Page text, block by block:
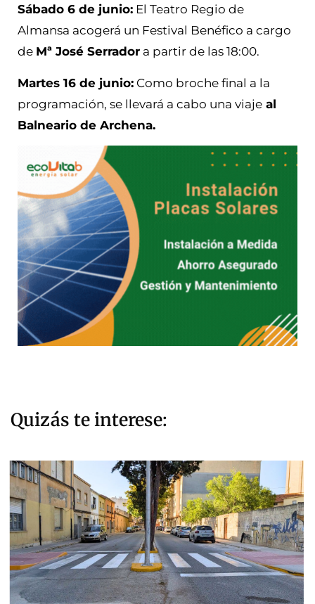
Sábado 6 de junio: El Teatro Regio de
Almansa acogerá un Festival Benéfico a cargo
de Mª José Serrador a partir de las 18:00.
Martes 16 de junio: Como broche final a la
programación, se llevará a cabo una viaje al
Balneario de Archena.
Quizás te interese: